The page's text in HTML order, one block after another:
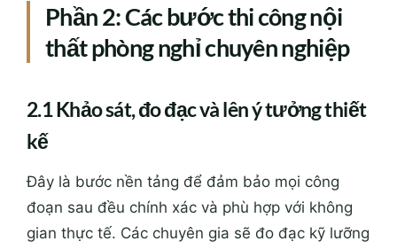
Phần 2: Các bước thi công nội
thất phòng nghỉ chuyên nghiệp
2.1 Khảo sát, đo đạc và lên ý tưởng thiết
kế
Đây là bước nền tảng để đảm bảo mọi công
đoạn sau đều chính xác và phù hợp với không
gian thực tế. Các chuyên gia sẽ đo đạc kỹ lưỡng